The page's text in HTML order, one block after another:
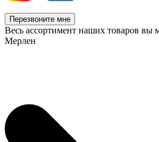
Перезвоните мне
Весь ассортимент наших товаров вы
Мерлен